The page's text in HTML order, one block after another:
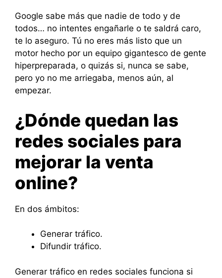
Google sabe más que nadie de todo y de
todos… no intentes engañarle o te saldrá caro,
te lo aseguro. Tú no eres más listo que un
motor hecho por un equipo gigantesco de gente
hiperpreparada, o quizás si, nunca se sabe,
pero yo no me arriegaba, menos aún, al
empezar.
¿Dónde quedan las
redes sociales para
mejorar la venta
online?
En dos ámbitos:
Generar tráfico.
Difundir tráfico.
Generar tráfico en redes sociales funciona si